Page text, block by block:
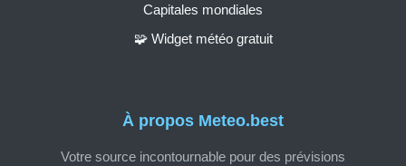
À propos Meteo.best
Votre source incontournable pour des prévisions
Capitales mondiales
🧩 Widget météo gratuit